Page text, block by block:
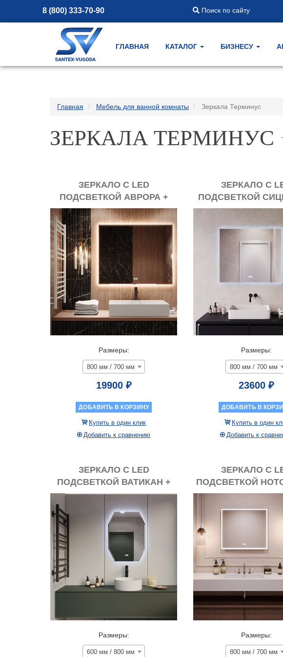
8 (800) 333-70-90 Поиск по сайту
ГЛАВНАЯ КАТАЛОГ БИЗНЕСУ
Главная Мебель для ванной комнаты Зеркала Терминус
ЗЕРКАЛА ТЕРМИНУС
ЗЕРКАЛО С LED
ПОДСВЕТКОЙ АВРОРА +
АНТИЗАПОТЕВАНИЕ
Размеры:
800 мм / 700 мм
19900 ₽
ДОБАВИТЬ В КОРЗИНУ
Купить в один клик
Добавить к сравнению
ЗЕРКАЛО С
ПОДСВЕТКОЙ
Размеры:
800 мм / 700 мм
23600 ₽
ДОБАВИТЬ В
Купить в один
Добавить к
ЗЕРКАЛО С LED
ПОДСВЕТКОЙ ВАТИКАН +
АНТИЗАПОТЕВАНИЕ
Размеры:
600 мм / 800 мм
ЗЕРКАЛО С
ПОДСВЕТКОЙ НОТО
TOUCH +
Размеры:
800 мм / 700 мм